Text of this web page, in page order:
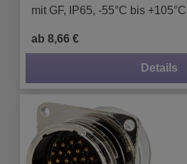
mit GF, IP65, -55°C bis +105°C
ab 8,66 €
Details